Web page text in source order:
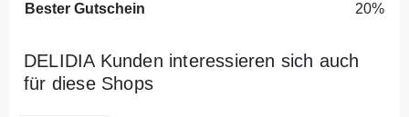
Bester Gutschein
20%
DELIDIA Kunden interessieren sich auch
für diese Shops